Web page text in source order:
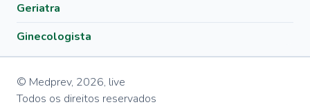
Geriatra
Ginecologista
© Medprev, 2026, live
Todos os direitos reservados